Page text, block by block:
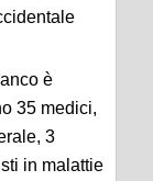
è
35 medici,
3
in malattie